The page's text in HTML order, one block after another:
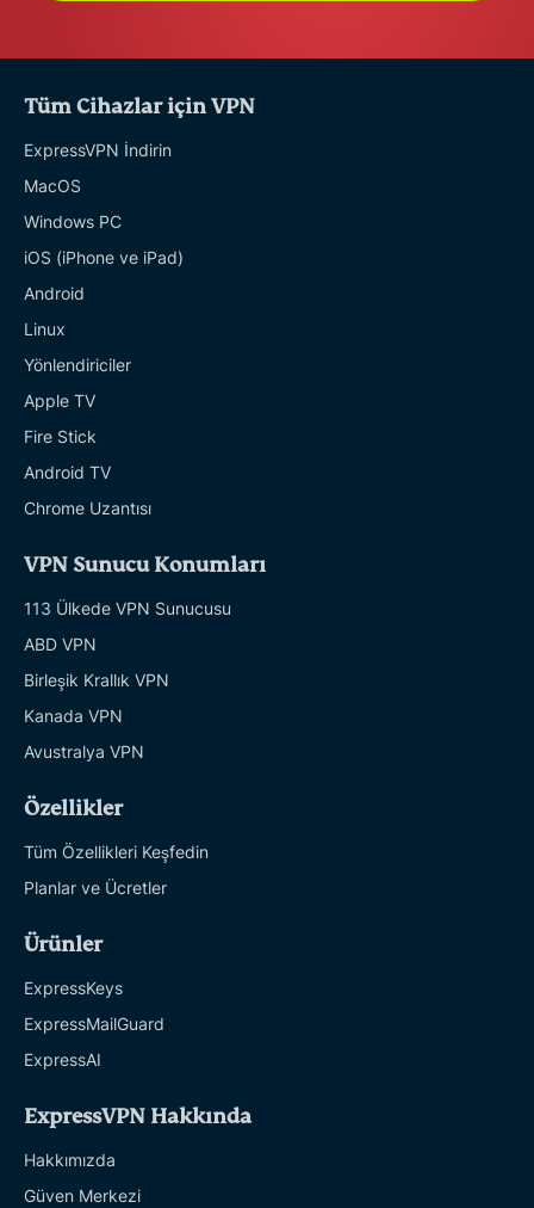
Tüm Cihazlar için VPN
ExpressVPN İndirin
MacOS
Windows PC
iOS (iPhone ve iPad)
Android
Linux
Yönlendiriciler
Apple TV
Fire Stick
Android TV
Chrome Uzantısı
VPN Sunucu Konumları
113 Ülkede VPN Sunucusu
ABD VPN
Birleşik Krallık VPN
Kanada VPN
Avustralya VPN
Özellikler
Tüm Özellikleri Keşfedin
Planlar ve Ücretler
Ürünler
ExpressKeys
ExpressMailGuard
ExpressAI
ExpressVPN Hakkında
Hakkımızda
Güven Merkezi